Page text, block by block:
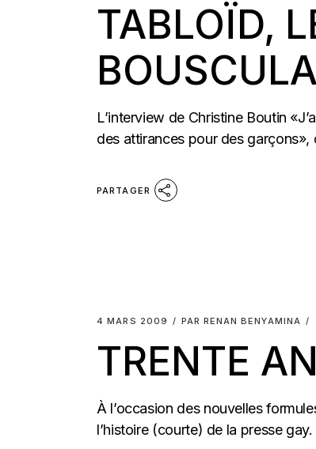
TABLOÏD,
L’interview de Christine Boutin
des attirances pour des garçons»,
PARTAGER
4 MARS 2009 PAR RENAN BENYAMINA
TRENTE
À l’occasion des nouvelles
l’histoire (courte) de la presse